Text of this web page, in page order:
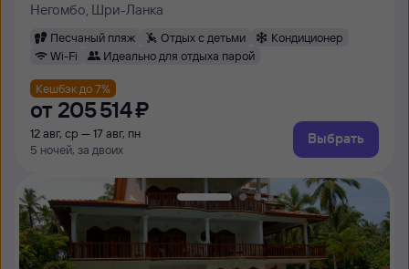
Негомбо, Шри-Ланка
Песчаный пляж Отдых с детьми
Кондиционер
Wi-Fi
Идеально для отдыха парой
Кешбэк до 7%
от 205 ⁠514 ⁠₽
12 авг, ср — 17 авг, пн
5 ночей, за двоих
Выбрать